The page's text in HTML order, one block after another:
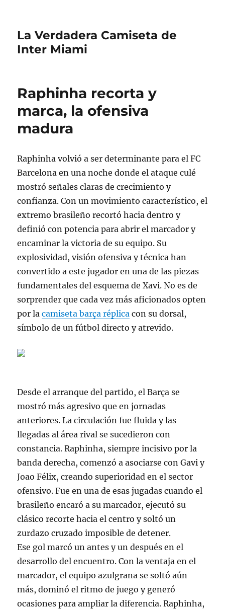
La Verdadera Camiseta de
Inter Miami
Raphinha recorta y
marca, la ofensiva
madura
Raphinha volvió a ser determinante para el FC
Barcelona en una noche donde el ataque culé
mostró señales claras de crecimiento y
confianza. Con un movimiento característico, el
extremo brasileño recortó hacia dentro y
definió con potencia para abrir el marcador y
encaminar la victoria de su equipo. Su
explosividad, visión ofensiva y técnica han
convertido a este jugador en una de las piezas
fundamentales del esquema de Xavi. No es de
sorprender que cada vez más aficionados opten
por lacamiseta barça réplica con su dorsal,
símbolo de un fútbol directo y atrevido.
Desde el arranque del partido, el Barça se
mostró más agresivo que en jornadas
anteriores. La circulación fue fluida y las
llegadas al área rival se sucedieron con
constancia. Raphinha, siempre incisivo por la
banda derecha, comenzó a asociarse con Gavi y
Joao Félix, creando superioridad en el sector
ofensivo. Fue en una de esas jugadas cuando el
brasileño encaró a su marcador, ejecutó su
clásico recorte hacia el centro y soltó un
zurdazo cruzado imposible de detener.
Ese gol marcó un antes y un después en el
desarrollo del encuentro. Con la ventaja en el
marcador, el equipo azulgrana se soltó aún
más, dominó el ritmo de juego y generó
ocasiones para ampliar la diferencia. Raphinha,